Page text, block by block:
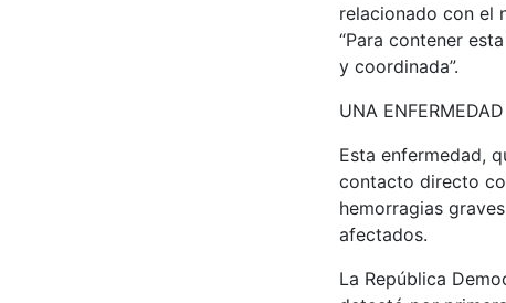
relacionado con el
“Para contener
y coordinada”.
UNA
Esta enfermedad,
contacto directo
hemorragias
afectados.
La República